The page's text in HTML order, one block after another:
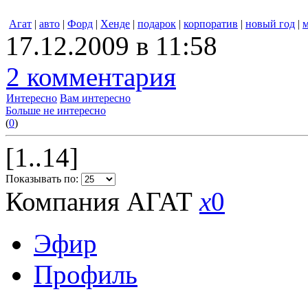
Агат | авто | Форд | Хенде | подарок | корпоратив | новый год |
17.12.2009 в 11:58
2 комментария
Интересно Вам интересно
Больше не интересно
(0)
[1..14]
Показывать по:
Компания АГАТx0
Эфир
Профиль